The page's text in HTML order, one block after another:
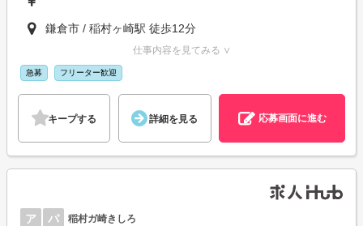
鎌倉市 / 稲村ヶ崎駅 徒歩12分
仕事内容を見てみる ∨
急募 フリーター歓迎
キープする 詳細を見る 応募画面に進む
ア パ 稲村ガ崎きしろ